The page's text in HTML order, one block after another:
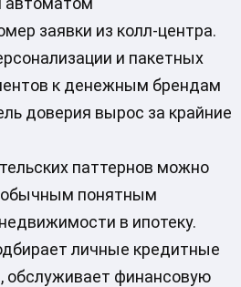
заявки из колл-центра.
и пакетных
к денежным брендам
доверия вырос за крайние
паттернов можно
обычным понятным
в ипотеку.
личные кредитные
обслуживает финансовую